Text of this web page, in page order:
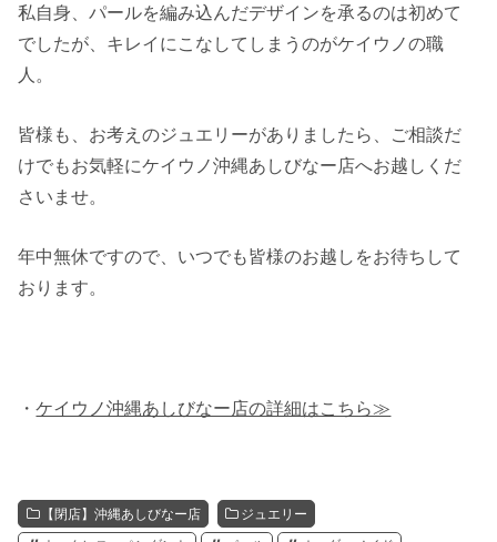
私自身、パールを編み込んだデザインを承るのは初めて
でしたが、キレイにこなしてしまうのがケイウノの職
人。
皆様も、お考えのジュエリーがありましたら、ご相談だ
けでもお気軽にケイウノ沖縄あしびなー店へお越しくだ
さいませ。
年中無休ですので、いつでも皆様のお越しをお待ちして
おります。
・ケイウノ沖縄あしびなー店の詳細はこちら≫
【閉店】沖縄あしびなー店 ジュエリー